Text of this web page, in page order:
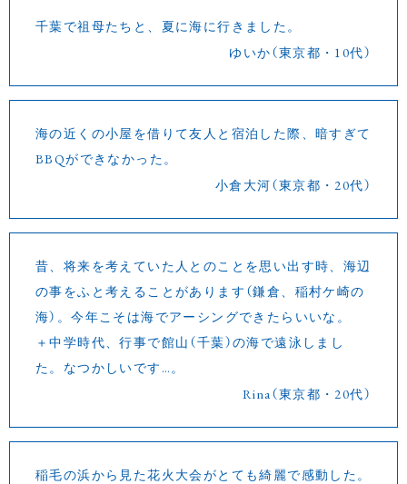
千葉で祖母たちと、夏に海に行きました。
ゆいか（東京都・10代）
海の近くの小屋を借りて友人と宿泊した際、暗すぎて
BBQができなかった。
小倉大河（東京都・20代）
昔、将来を考えていた人とのことを思い出す時、海辺
の事をふと考えることがあります（鎌倉、稲村ケ崎の
海）。今年こそは海でアーシングできたらいいな。
＋中学時代、行事で館山（千葉）の海で遠泳しまし
た。なつかしいです…。
Rina（東京都・20代）
稲毛の浜から見た花火大会がとても綺麗で感動した。